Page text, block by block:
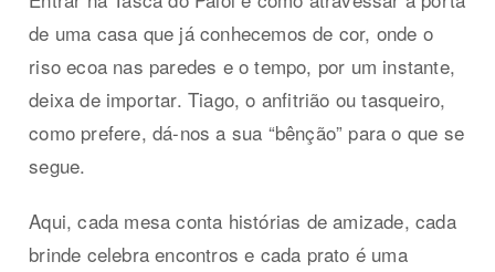
de uma casa que já conhecemos de cor, onde o
riso ecoa nas paredes e o tempo, por um instante,
deixa de importar. Tiago, o anfitrião ou tasqueiro,
como prefere, dá-nos a sua “bênção” para o que se
segue.
Aqui, cada mesa conta histórias de amizade, cada
brinde celebra encontros e cada prato é uma